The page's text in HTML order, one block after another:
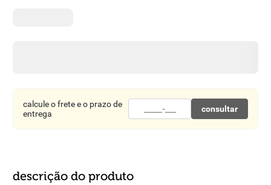
calcule o frete e o prazo de
entrega
consultar
descrição do produto